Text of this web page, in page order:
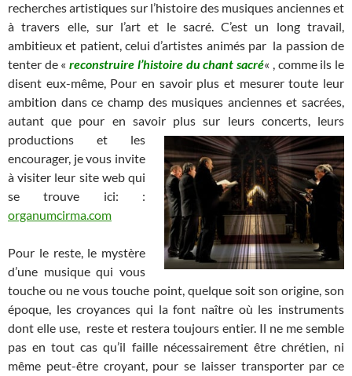
recherches artistiques sur l’histoire des musiques anciennes et
à travers elle, sur l’art et le sacré. C’est un long travail,
ambitieux et patient, celui d’artistes animés par la passion de
tenter de «reconstruire l’histoire du chant sacré« , comme ils le
disent eux-même, Pour en savoir plus et mesurer toute leur
ambition dans ce champ des musiques anciennes et sacrées,
autant que pour en savoir plus sur leurs concerts, leurs
productions et les
encourager, je vous invite
à visiter leur site web qui
se trouve ici: :
organumcirma.com
Pour le reste, le mystère
d’une musique qui vous
touche ou ne vous touche point, quelque soit son origine, son
époque, les croyances qui la font naître où les instruments
dont elle use, reste et restera toujours entier. Il ne me semble
pas en tout cas qu’il faille nécessairement être chrétien, ni
même peut-être croyant, pour se laisser transporter par ce